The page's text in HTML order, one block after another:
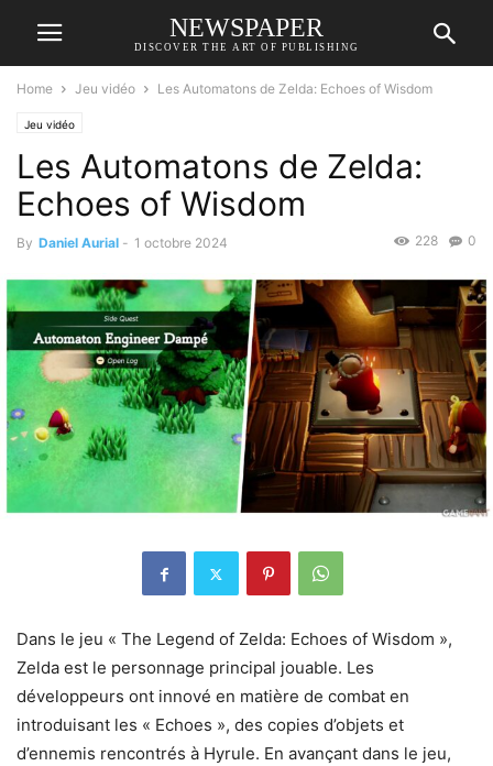
NEWSPAPER
DISCOVER THE ART OF PUBLISHING
Home Jeu vidéo Les Automatons de Zelda: Echoes of Wisdom
Jeu vidéo
Les Automatons de Zelda:
Echoes of Wisdom
By Daniel Aurial - 1 octobre 2024 0
228
Dans le jeu « The Legend of Zelda: Echoes of Wisdom »,
Zelda est le personnage principal jouable. Les
développeurs ont innové en matière de combat en
introduisant les « Echoes », des copies d’objets et
d’ennemis rencontrés à Hyrule. En avançant dans le jeu,